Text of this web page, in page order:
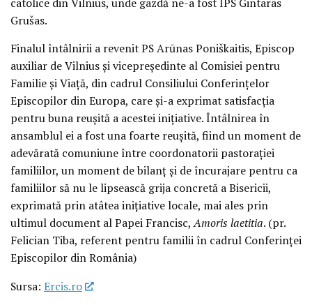
Grušas.
Finalul întâlnirii a revenit PS Arūnas Poniškaitis, Episcop
auxiliar de Vilnius și vicepreședinte al Comisiei pentru
Familie și Viață, din cadrul Consiliului Conferințelor
Episcopilor din Europa, care și-a exprimat satisfacția
pentru buna reușită a acestei inițiative. Întâlnirea în
ansamblul ei a fost una foarte reușită, fiind un moment de
adevărată comuniune între coordonatorii pastorației
familiilor, un moment de bilanț și de încurajare pentru ca
familiilor să nu le lipsească grija concretă a Bisericii,
exprimată prin atâtea inițiative locale, mai ales prin
ultimul document al Papei Francisc,Amoris laetitia. (pr.
Felician Tiba, referent pentru familii în cadrul Conferinței
Episcopilor din România)
Sursa: Ercis.ro